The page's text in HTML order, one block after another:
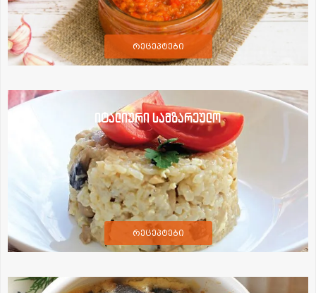
რეცეპტები
იტალიური სამზარეულო
რეცეპტები